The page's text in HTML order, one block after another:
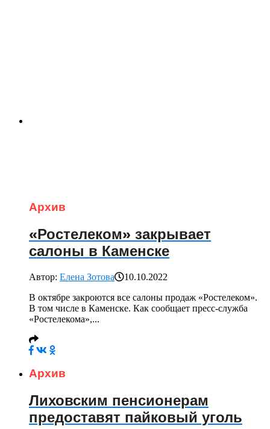
Архив
«Ростелеком» закрывает
салоны в Каменске
Автор: Елена Зотова
10.10.2022
В октябре закроются все салоны продаж «Ростелеком».
В том числе в Каменске. Как сообщает пресс-служба
«Ростелекома»,...
Архив
Лиховским пенсионерам
предоставят пайковый уголь